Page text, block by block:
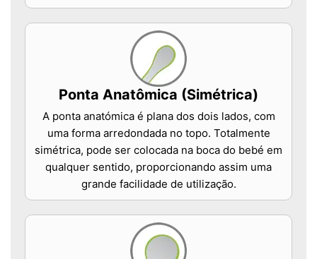
Ponta Anatômica (Simétrica)
A ponta anatómica é plana dos dois lados, com
uma forma arredondada no topo. Totalmente
simétrica, pode ser colocada na boca do bebé em
qualquer sentido, proporcionando assim uma
grande facilidade de utilização.